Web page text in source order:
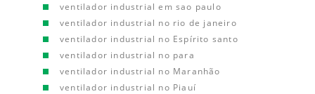
ventilador industrial em sao paulo
ventilador industrial no rio de janeiro
ventilador industrial no Espírito santo
ventilador industrial no para
ventilador industrial no Maranhão
ventilador industrial no Piauí